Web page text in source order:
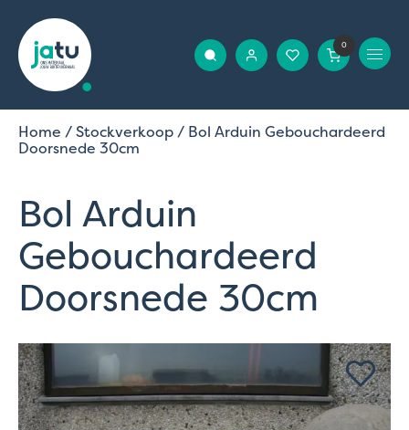
0
Home /Stockverkoop/ Bol Arduin Gebouchardeerd
Doorsnede 30cm
Bol Arduin
Gebouchardeerd
Doorsnede 30cm